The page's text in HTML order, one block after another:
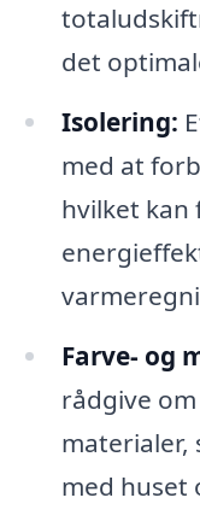
det
Isolering:
med at
hvilket kan
Farve- og
rådgive
materialer,
med huset